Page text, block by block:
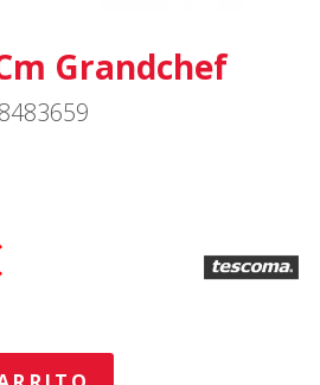
Grandchef